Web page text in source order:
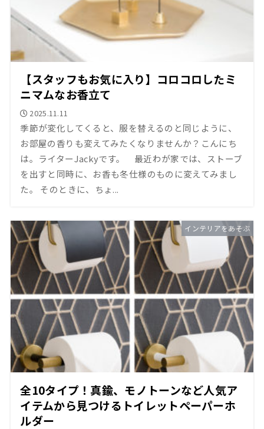
【スタッフもお気に入り】コロコロしたミ
ニマムなお香立て
2025.11.11
季節が変化してくると、服を替えるのと同じように、
お部屋の香りも変えてみたくなりませんか？こんにち
は。ライターJackyです。 最近わが家では、ストーブ
を出すと同時に、お香も冬仕様のものに変えてみまし
た。 そのときに、ちょ...
インテリアをあそぶ
全10タイプ！真鍮、モノトーンなど人気ア
イテムから見つけるトイレットペーパーホ
ルダー